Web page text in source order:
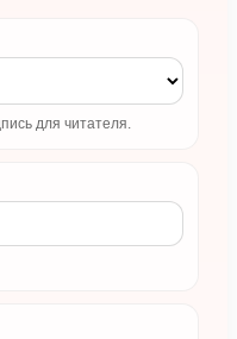
для читателя.